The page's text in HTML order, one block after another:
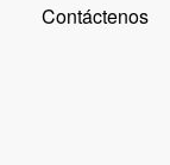
Contáctenos